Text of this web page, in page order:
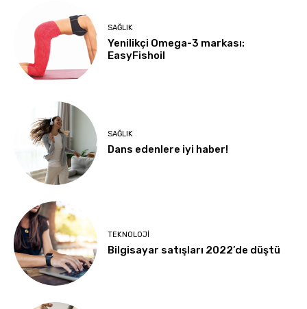
SAĞLIK
Yenilikçi Omega-3 markası:
EasyFishoil
SAĞLIK
Dans edenlere iyi haber!
TEKNOLOJI
Bilgisayar satışları 2022’de düştü